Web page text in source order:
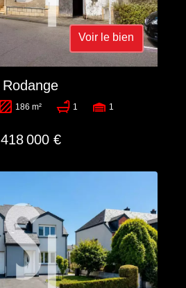
Voir le bien
Rodange
186 m² 1 1
418 000 €